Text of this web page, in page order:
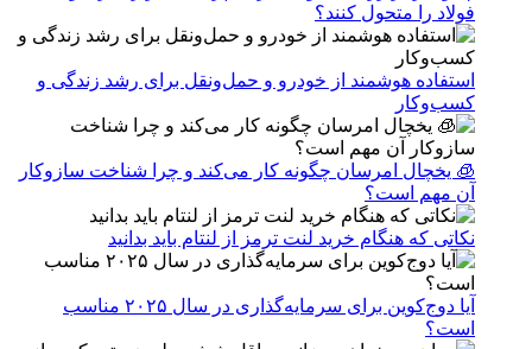
فولاد را متحول کنند؟
استفاده هوشمند از خودرو و حمل‌ونقل برای رشد زندگی و
کسب‌وکار
🧊 یخچال امرسان چگونه کار می‌کند و چرا شناخت سازوکار
آن مهم است؟
نکاتی که هنگام خرید لنت ترمز از لنتام باید بدانید
آیا دوج‌کوین برای سرمایه‌گذاری در سال ۲۰۲۵ مناسب
است؟